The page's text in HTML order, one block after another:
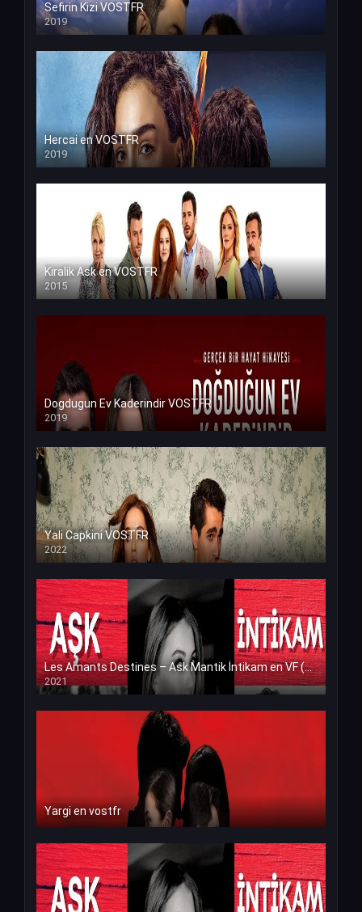
Sefirin Kizi VOSTFR
2019
Hercai en VOSTFR
2019
Kiralik Ask en VOSTFR
2015
Dogdugun Ev Kaderindir VOSTFR
2019
Yali Capkini VOSTFR
2022
Les Amants Destines – Ask Mantik İntikam en VF (Voix Francaise)
2021
Yargi en vostfr